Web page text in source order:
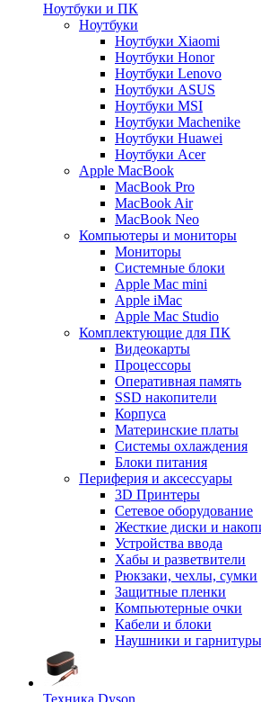
Ноутбуки и ПК
Ноутбуки
Ноутбуки Xiaomi
Ноутбуки Honor
Ноутбуки Lenovo
Ноутбуки ASUS
Ноутбуки MSI
Ноутбуки Machenike
Ноутбуки Huawei
Ноутбуки Acer
Apple MacBook
MacBook Pro
MacBook Air
MacBook Neo
Компьютеры и мониторы
Мониторы
Системные блоки
Apple Mac mini
Apple iMac
Apple Mac Studio
Комплектующие для ПК
Видеокарты
Процессоры
Оперативная память
SSD накопители
Корпуса
Материнские платы
Системы охлаждения
Блоки питания
Периферия и аксессуары
3D Принтеры
Сетевое оборудование
Жесткие диски и
Устройства ввода
Хабы и разветвители
Рюкзаки, чехлы, сумки
Защитные пленки
Компьютерные очки
Кабели и блоки
Наушники и гарнитуры
Техника Dyson